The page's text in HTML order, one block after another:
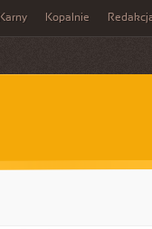
Karny Kopalnie